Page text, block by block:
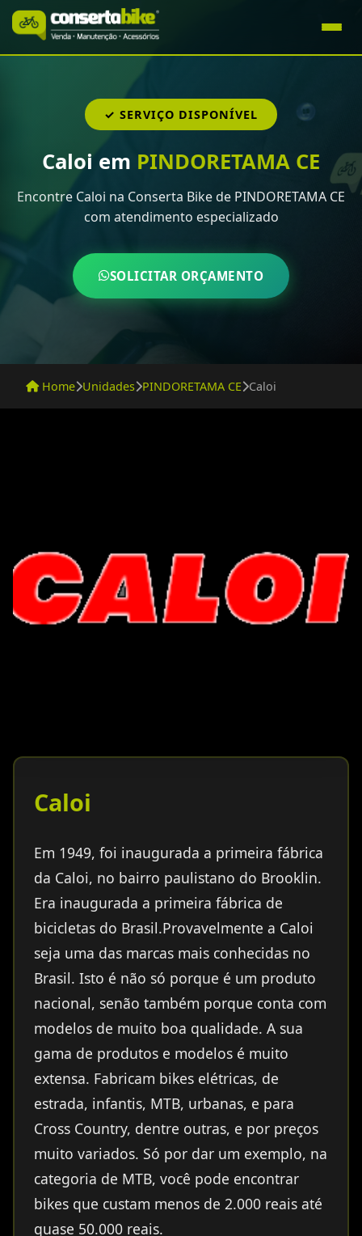
✓ SERVIÇO DISPONÍVEL
Caloi em PINDORETAMA CE
Encontre Caloi na Conserta Bike de PINDORETAMA CE
com atendimento especializado
SOLICITAR ORÇAMENTO
Home Unidades PINDORETAMA CE Caloi
Caloi
Em 1949, foi inaugurada a primeira fábrica
da Caloi, no bairro paulistano do Brooklin.
Era inaugurada a primeira fábrica de
bicicletas do Brasil.Provavelmente a Caloi
seja uma das marcas mais conhecidas no
Brasil. Isto é não só porque é um produto
nacional, senão também porque conta com
modelos de muito boa qualidade. A sua
gama de produtos e modelos é muito
extensa. Fabricam bikes elétricas, de
estrada, infantis, MTB, urbanas, e para
Cross Country, dentre outras, e por preços
muito variados. Só por dar um exemplo, na
categoria de MTB, você pode encontrar
bikes que custam menos de 2.000 reais até
quase 50.000 reais.